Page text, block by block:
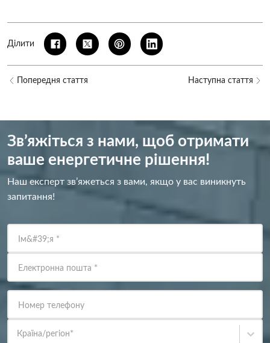
Ділити
Попередня стаття Наступна стаття
Зв’яжіться з нами, щоб отримати
ваше енергетичне рішення!
Наш експерт зв’яжеться з вами, якщо у вас виникнуть
запитання!
Ім&#39;я *
Електронна пошта *
Номер телефону
Країна/регіон*